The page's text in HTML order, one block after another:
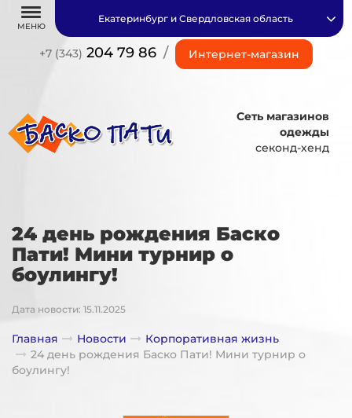
МЕНЮ
+7 (343) 204 79 86 / Интернет-магазин
Екатеринбург и Свердловская область
Сеть магазинов
одежды
секонд-хенд
24 день рождения Баско
Пати! Мини турнир о
боулингу!
Дата новости: 15.11.2025
Главная Новости
Корпоративная жизнь
24 день рождения Баско Пати! Мини турнир о
боулингу!